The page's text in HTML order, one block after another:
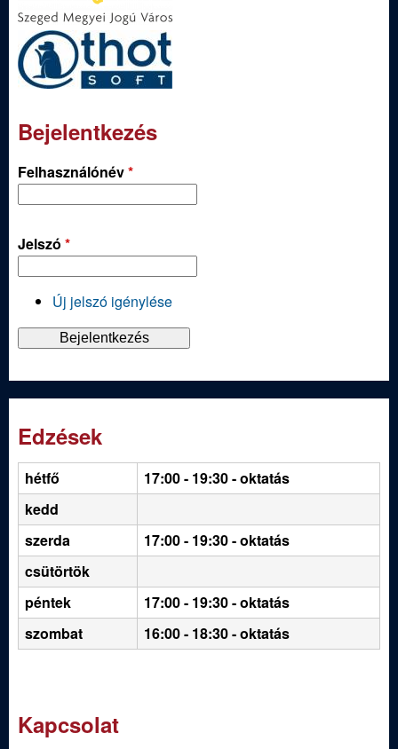
Bejelentkezés
Felhasználónév*
Jelszó *
Új jelszó igénylése
Edzések
hétfő 17:00 - 19:30- oktatás
kedd
szerda
17:00 - 19:30 - oktatás
csütörtök
péntek
17:00 - 19:30 - oktatás
szombat
16:00 - 18:30 - oktatás
Kapcsolat